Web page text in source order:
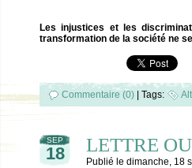
Les injustices et les
transformation de la société ne
Commentaire (0) | Tags:
SEP
18 LETTRE
Publié le dimanche, 18